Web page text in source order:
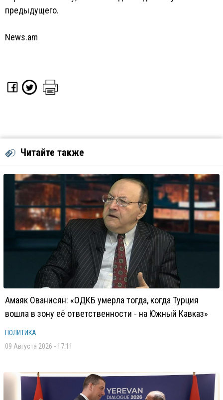
предыдущего.
News.am
Читайте также
Амаяк Ованисян: «ОДКБ умерла тогда, когда Турция
вошла в зону её ответственности - на Южный Кавказ»
ПОЛИТИКА
09 Августа 2026 - 17:11